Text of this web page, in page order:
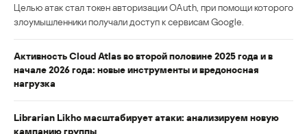
Целью атак стал токен авторизации OAuth, при помощи которого
злоумышленники получали доступ к сервисам Google.
Активность Cloud Atlas во второй половине 2025 года и в
начале 2026 года: новые инструменты и вредоносная
нагрузка
Librarian Likho масштабирует атаки: анализируем новую
кампанию группы